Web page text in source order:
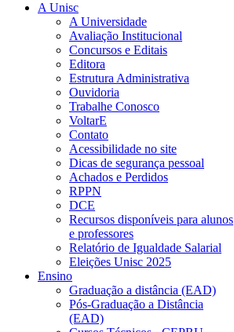
A Unisc
A Universidade
Avaliação Institucional
Concursos e Editais
Editora
Estrutura Administrativa
Ouvidoria
Trabalhe Conosco
VoltarE
Contato
Acessibilidade no site
Dicas de segurança pessoal
Achados e Perdidos
RPPN
DCE
Recursos disponíveis para alunos
e professores
Relatório de Igualdade Salarial
Eleições Unisc 2025
Ensino
Graduação a distância (EAD)
Pós-Graduação a Distância
(EAD)